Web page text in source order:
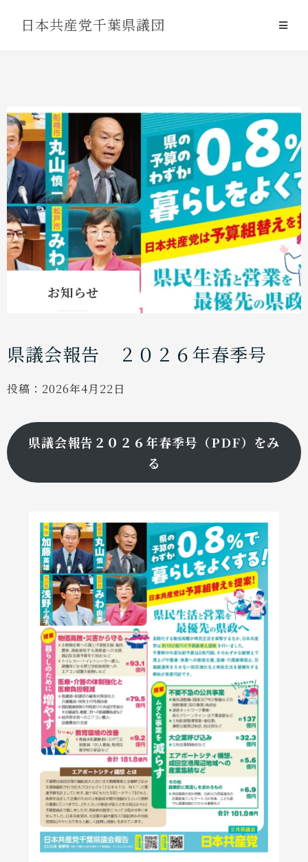
日本共産党千葉県議団
お知らせ
県議会報告 ２０２６年春季号
投稿： 2026年4月22日
県議会報告２０２６年春季号（PDF）をみ
る